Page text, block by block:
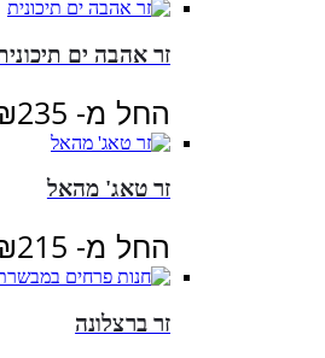
זר אהבה ים
החל מ- 235
זר טאג' מהאל
החל מ- 215
זר ברצלונה